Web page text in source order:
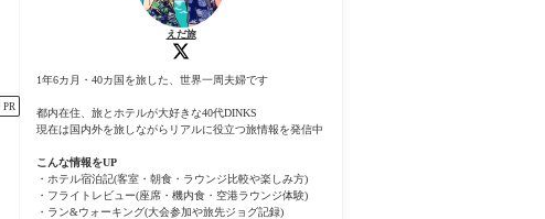
PR
えだ旅
1年6カ月・40カ国を旅した、世界一周夫婦です
都内在住、旅とホテルが大好きな40代DINKS
現在は国内外を旅しながらリアルに役立つ旅情報を発信中
こんな情報をUP
・ホテル宿泊記(客室・朝食・ラウンジ比較や楽しみ方)
・フライトレビュー(座席・機内食・空港ラウンジ体験)
・ラン&ウォーキング(大会参加や旅先ジョグ記録)